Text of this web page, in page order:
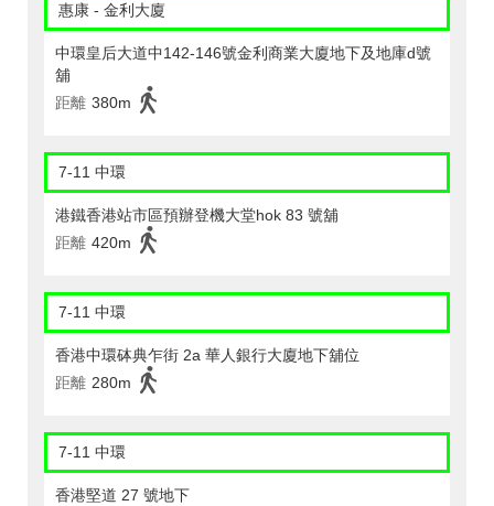
惠康 - 金利大廈
中環皇后大道中142-146號金利商業大廈地下及地庫d號
舖
距離 380m
7-11 中環
港鐵香港站市區預辦登機大堂hok 83 號舖
距離 420m
7-11 中環
香港中環砵典乍街 2a 華人銀行大廈地下舖位
距離 280m
7-11 中環
香港堅道 27 號地下